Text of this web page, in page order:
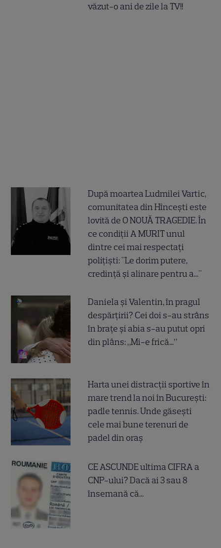
văzut-o ani de zile la TV!!
După moartea Ludmilei Vartic,
comunitatea din Hîncești este
lovită de O NOUĂ TRAGEDIE. În
ce condiții A MURIT unul
dintre cei mai respectați
polițiști: "Le dorim putere,
credință și alinare pentru a..."
Daniela și Valentin, în pragul
despărțirii? Cei doi s-au strâns
în brațe și abia s-au putut opri
din plâns: „Mi-e frică...”
Harta unei distracții sportive în
mare trend la noi în București:
padle tennis. Unde găsești
cele mai bune terenuri de
padel din oraș
CE ASCUNDE ultima CIFRA a
CNP-ului? Dacă ai 3 sau 8
însemană că...